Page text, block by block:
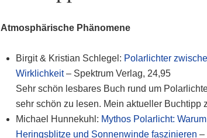
Atmosphärische Phänomene
Birgit & Kristian Schlegel: Polarlichter
Wirklichkeit– Spektrum Verlag, 24,95
Sehr schön lesbares Buch rund um
sehr schön zu lesen. Mein aktueller Buchtipp
Michael Hunnekuhl: Mythos Polarlicht:
Heringsblitze und Sonnenwinde faszinieren –